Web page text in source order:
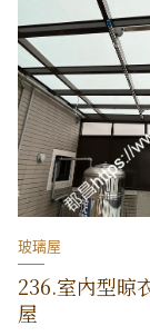
玻璃屋
236.室內型晾
屋